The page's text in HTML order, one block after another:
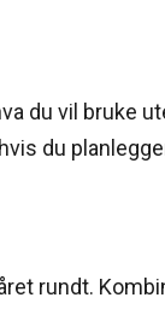
du vil bruke
du
rundt.